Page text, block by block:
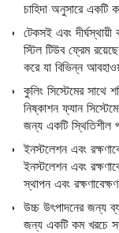
চাহিদা অনুসারে
টেকসই এবং
স্টিল টিউব ফ্রেম
করে যা বিভিন্ন
কুলিং সিস্টেমের সাথে
নিষ্কাশন ফ্যান
জন্য একটি স্থিতিশীল
ইনস্টলেশন এবং
ইনস্টলেশন এবং
স্থাপন এবং
উচ্চ উৎপাদনের জন্য
জন্য একটি কম খরচে